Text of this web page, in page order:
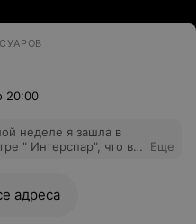
20:00
" Интерспар", что в
роста, к
зовут, но запомнила
Еще
адреса